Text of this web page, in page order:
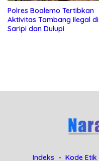
Polres Boalemo Tertibkan
Aktivitas Tambang Ilegal di
Saripi dan Dulupi
Indeks Kode Etik